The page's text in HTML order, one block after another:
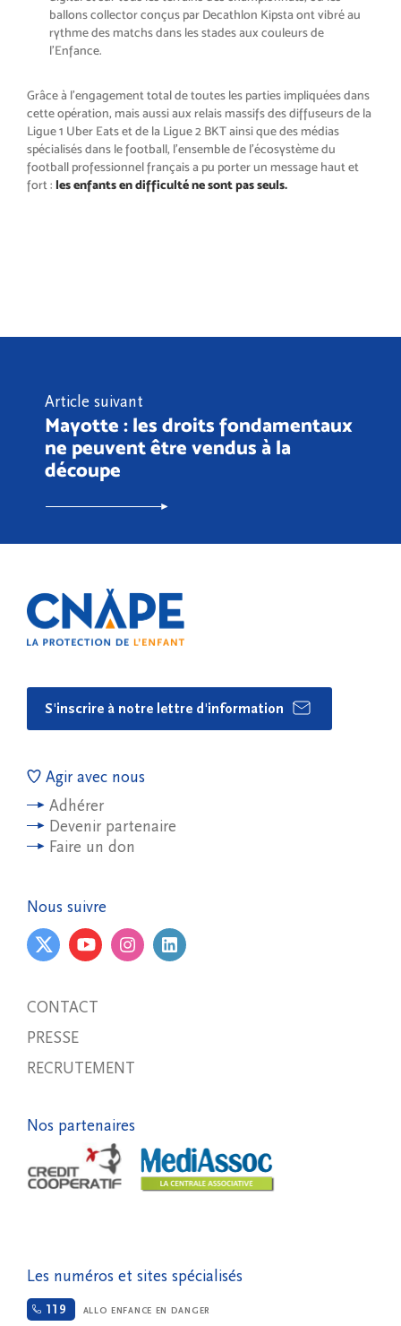
ballons collector conçus par Decathlon Kipsta ont vibré au
rythme des matchs dans les stades aux couleurs de
l’Enfance.
Grâce à l’engagement total de toutes les parties impliquées dans
cette opération, mais aussi aux relais massifs des diffuseurs de la
Ligue 1 Uber Eats et de la Ligue 2 BKT ainsi que des médias
spécialisés dans le football, l’ensemble de l’écosystème du
football professionnel français a pu porter un message haut et
fort : les enfants en difficulté ne sont pas seuls.
Article suivant
Mayotte : les droits fondamentaux
ne peuvent être vendus à la
découpe
S'inscrire à notre lettre d'information
Agir avec nous
Adhérer
Devenir partenaire
Faire un don
Nous suivre
CONTACT
PRESSE
RECRUTEMENT
Nos partenaires
Les numéros et sites spécialisés
119 ALLO ENFANCE EN DANGER